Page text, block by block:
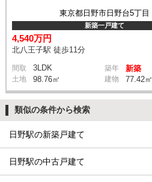
東京都日野市日野台5丁目
新築一戸建て
4,540万円
北八王子駅 徒歩11分
間取 3LDK 築年 新築
土地 98.76㎡ 建物 77.42㎡
類似の条件から検索
日野駅の新築戸建て
日野駅の中古戸建て